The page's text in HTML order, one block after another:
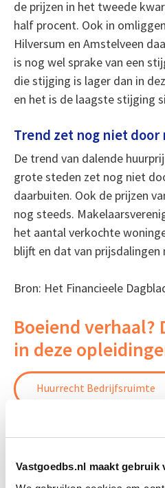
Vastgoedbs.nl maakt gebruik
de prijzen in het tweede
half procent. Ook in
Hilversum en Amstelveen
is nog wel sprake van een
die stijging is lager dan in
en het is de laagste stijging
Trend zet nog niet
De trend van dalende
grote steden zet nog niet
daarbuiten. Ook de prijzen
nog steeds.
het aantal verkochte
blijft en dat van prijsdalingen
Bron: Het Financieele
Boeiend verhaal?
in deze
Huurrecht Bedrijfsruimte